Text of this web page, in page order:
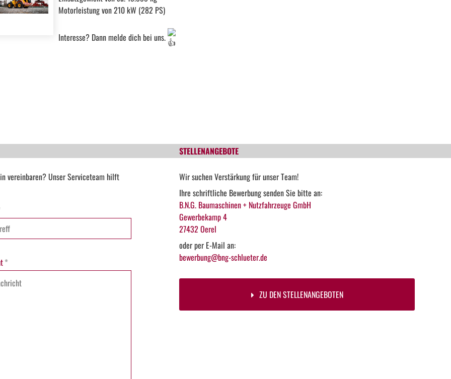
Motorleistung von 210 kW (282 PS)
Interesse? Dann melde dich bei uns.
vereinbaren? Unser Serviceteam hilft
*
STELLENANGEBOTE
Wir suchen Verstärkung für unser Team!
Ihre schriftliche Bewerbung senden Sie bitte an:
B.N.G. Baumaschinen + Nutzfahrzeuge GmbH
Gewerbekamp 4
27432 Oerel
oder per E-Mail an:
bewerbung@bng-schlueter.de
ZU DEN STELLENANGEBOTEN